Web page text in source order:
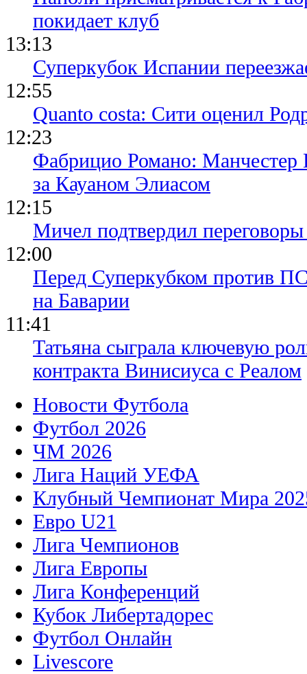
покидает клуб
13:13
Суперкубок Испании
12:55
Quanto costa: Сити оценил
12:23
Фабрицио Романо: Манчестер
за Кауаном Элиасом
12:15
Мичел подтвердил
12:00
Перед Суперкубком против
на Баварии
11:41
Татьяна сыграла ключевую
контракта Винисиуса с Реалом
Новости Футбола
Футбол 2026
ЧМ 2026
Лига Наций УЕФА
Клубный Чемпионат Мира
Евро U21
Лига Чемпионов
Лига Европы
Лига Конференций
Кубок Либертадорес
Футбол Онлайн
Livescore